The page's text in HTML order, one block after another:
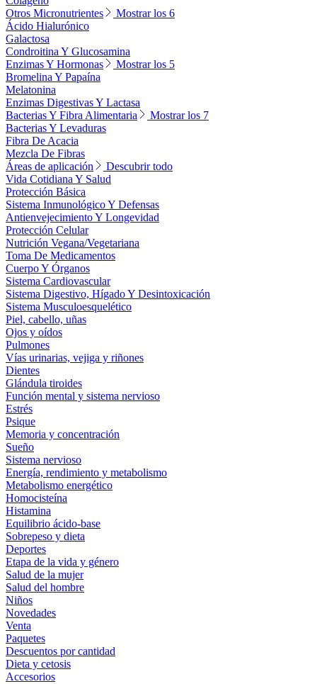
Otros Micronutrientes
Mostrar los 6
Ácido Hialurónico
Galactosa
Condroitina Y Glucosamina
Enzimas Y Hormonas
Mostrar los 5
Bromelina Y Papaína
Melatonina
Enzimas Digestivas Y Lactasa
Bacterias Y Fibra Alimentaria
Mostrar los 7
Bacterias Y Levaduras
Fibra De Acacia
Mezcla De Fibras
Áreas de aplicación
Descubrir todo
Vida Cotidiana Y Salud
Protección Básica
Sistema Inmunológico Y Defensas
Antienvejecimiento Y Longevidad
Protección Celular
Nutrición Vegana/Vegetariana
Toma De Medicamentos
Cuerpo Y Órganos
Sistema Cardiovascular
Sistema Digestivo, Hígado Y Desintoxicación
Sistema Musculoesquelético
Piel, cabello, uñas
Ojos y oídos
Pulmones
Vías urinarias, vejiga y riñones
Dientes
Glándula tiroides
Función mental y sistema nervioso
Estrés
Psique
Memoria y concentración
Sueño
Sistema nervioso
Energía, rendimiento y metabolismo
Metabolismo energético
Homocisteína
Histamina
Equilibrio ácido-base
Sobrepeso y dieta
Deportes
Etapa de la vida y género
Salud de la mujer
Salud del hombre
Niños
Novedades
Venta
Paquetes
Descuentos por cantidad
Dieta y cetosis
Accesorios